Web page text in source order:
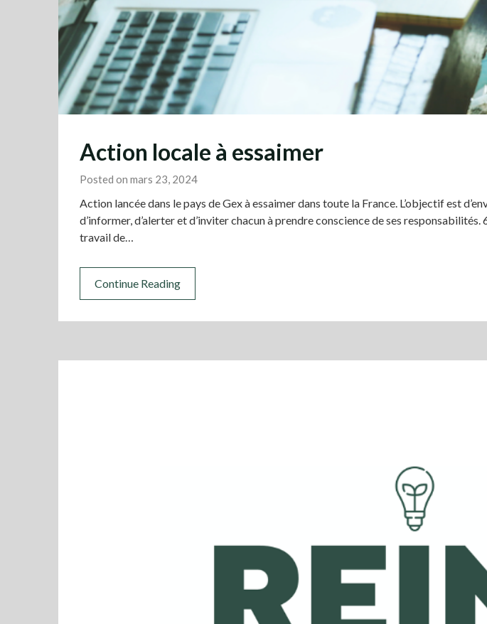
Action locale à essaimer
Posted on mars 23, 2024
Action lancée dans le pays de Gex à essaimer dans toute la France. L’objectif est
d’informer, d’alerter et d’inviter chacun à prendre conscience de ses
travail de…
Continue Reading